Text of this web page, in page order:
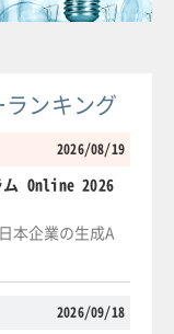
ンキング
2026/08/19
ム Online 2026
本企業の生成A
2026/09/18